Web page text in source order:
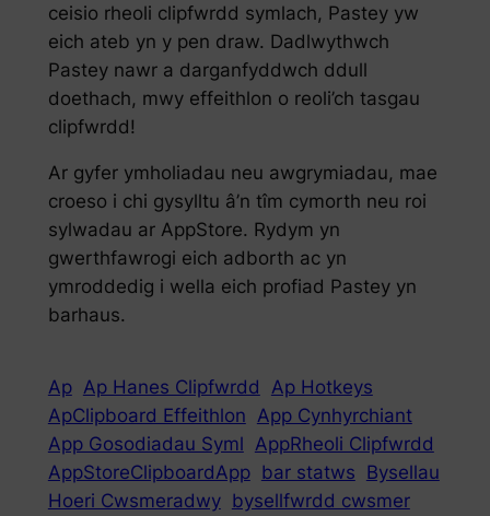
ceisio rheoli clipfwrdd symlach, Pastey yw
eich ateb yn y pen draw. Dadlwythwch
Pastey nawr a darganfyddwch ddull
doethach, mwy effeithlon o reoli’ch tasgau
clipfwrdd!
Ar gyfer ymholiadau neu awgrymiadau, mae
croeso i chi gysylltu â’n tîm cymorth neu roi
sylwadau ar AppStore. Rydym yn
gwerthfawrogi eich adborth ac yn
ymroddedig i wella eich profiad Pastey yn
barhaus.
Ap Ap Hanes Clipfwrdd
Ap Hotkeys
ApClipboard Effeithlon App Cynhyrchiant
App Gosodiadau Syml AppRheoli Clipfwrdd
AppStoreClipboardApp bar statws Bysellau
Hoeri Cwsmeradwy bysellfwrdd cwsmer